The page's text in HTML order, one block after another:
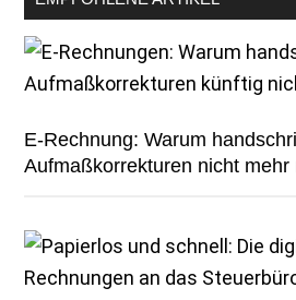
E-Rechnung: Warum
Aufmaßkorrekturen nicht mehr